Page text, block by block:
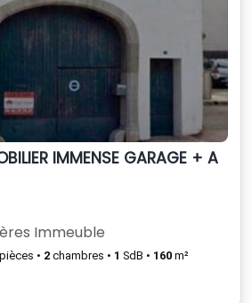
IMMENSE GARAGE +
Immeuble
pièces • 2 chambres • 1 SdB • 160 m²